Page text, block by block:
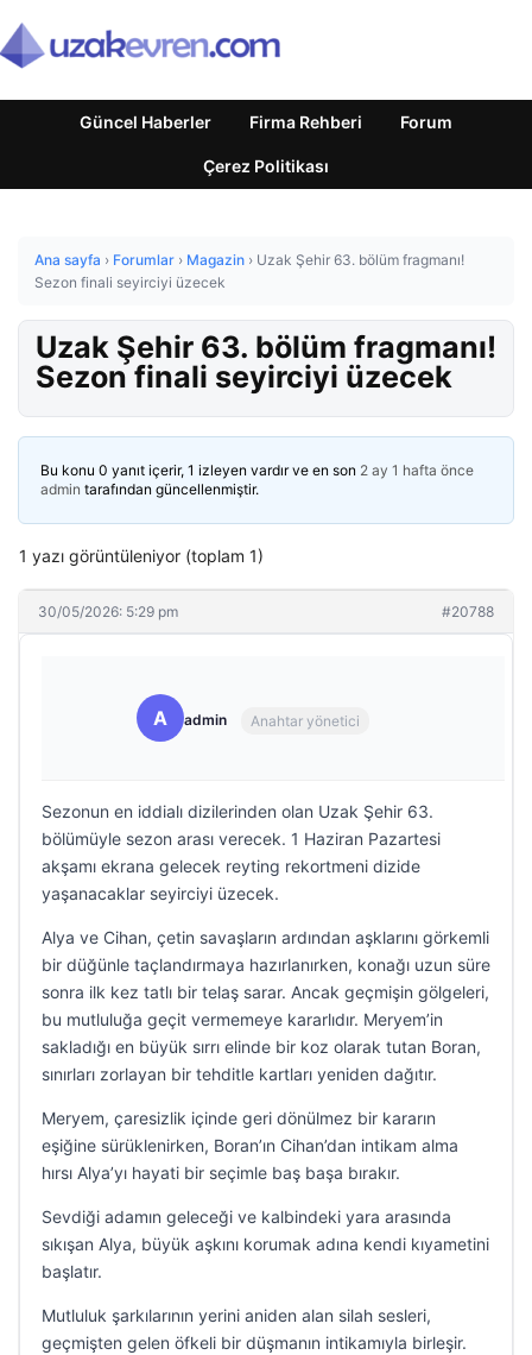
Güncel Haberler Firma Rehberi Forum
Çerez Politikası
Ana sayfa › Forumlar › Magazin › Uzak Şehir 63. bölüm fragmanı!
Sezon finali seyirciyi üzecek
Uzak Şehir 63. bölüm fragmanı!
Sezon finali seyirciyi üzecek
Bu konu 0 yanıt içerir, 1 izleyen vardır ve en son 2 ay 1 hafta önce
admin tarafından güncellenmiştir.
1 yazı görüntüleniyor (toplam 1)
30/05/2026: 5:29 pm #20788
A admin Anahtar yönetici
Sezonun en iddialı dizilerinden olan Uzak Şehir 63.
bölümüyle sezon arası verecek. 1 Haziran Pazartesi
akşamı ekrana gelecek reyting rekortmeni dizide
yaşanacaklar seyirciyi üzecek.
Alya ve Cihan, çetin savaşların ardından aşklarını görkemli
bir düğünle taçlandırmaya hazırlanırken, konağı uzun süre
sonra ilk kez tatlı bir telaş sarar. Ancak geçmişin gölgeleri,
bu mutluluğa geçit vermemeye kararlıdır. Meryem’in
sakladığı en büyük sırrı elinde bir koz olarak tutan Boran,
sınırları zorlayan bir tehditle kartları yeniden dağıtır.
Meryem, çaresizlik içinde geri dönülmez bir kararın
eşiğine sürüklenirken, Boran’ın Cihan’dan intikam alma
hırsı Alya’yı hayati bir seçimle baş başa bırakır.
Sevdiği adamın geleceği ve kalbindeki yara arasında
sıkışan Alya, büyük aşkını korumak adına kendi kıyametini
başlatır.
Mutluluk şarkılarının yerini aniden alan silah sesleri,
geçmişten gelen öfkeli bir düşmanın intikamıyla birleşir.